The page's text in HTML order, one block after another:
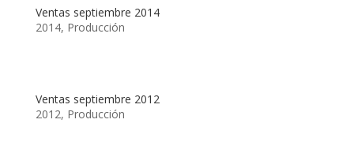
Ventas septiembre 2014
2014, Producción
Ventas septiembre 2012
2012, Producción